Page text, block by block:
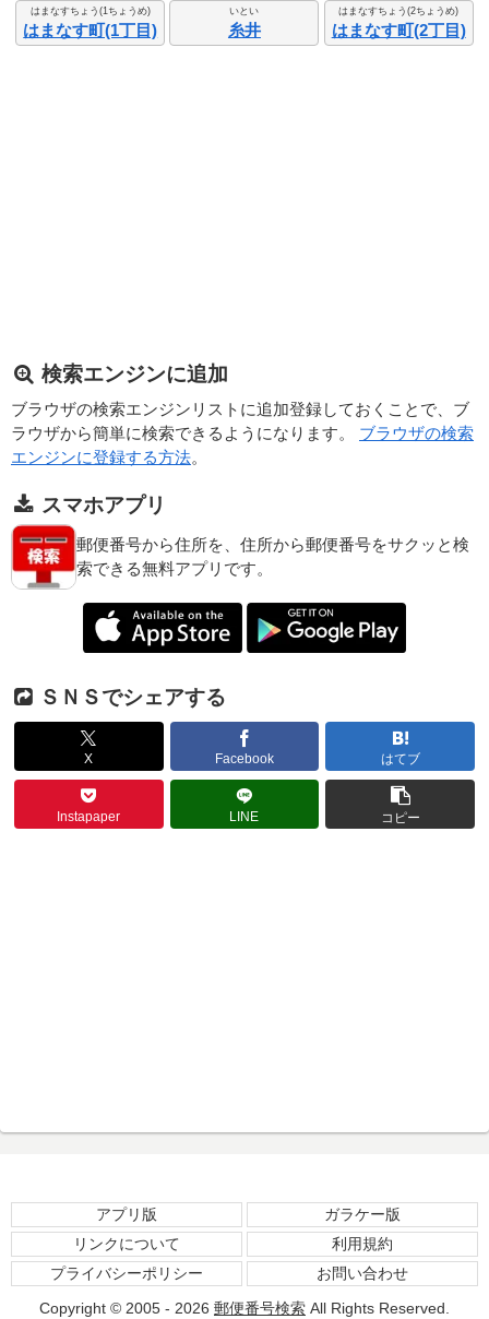
はまなすちょう(1ちょうめ)
はまなす町(1丁目)
いとい
糸井
はまなすちょう(2ちょうめ)
はまなす町(2丁目)
検索エンジンに追加
ブラウザの検索エンジンリストに追加登録しておくことで、ブ
ラウザから簡単に検索できるようになります。 ブラウザの検索
エンジンに登録する方法。
スマホアプリ
郵便番号から住所を、住所から郵便番号をサクッと検
索できる無料アプリです。
ＳＮＳでシェアする
X Facebook はてブ
Instapaper LINE コピー
アプリ版
ガラケー版
リンクについて
利用規約
プライバシーポリシー
お問い合わせ
Copyright © 2005 - 2026 郵便番号検索 All Rights Reserved.